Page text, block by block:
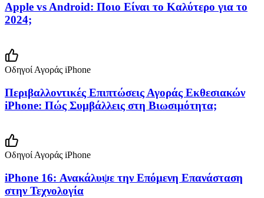
Apple vs Android: Ποιο Είναι το Καλύτερο για το
2024;
Οδηγοί Αγοράς iPhone
Περιβαλλοντικές Επιπτώσεις Αγοράς Εκθεσιακών
iPhone: Πώς Συμβάλλεις στη Βιωσιμότητα;
Οδηγοί Αγοράς iPhone
iPhone 16: Ανακάλυψε την Επόμενη Επανάσταση
στην Τεχνολογία